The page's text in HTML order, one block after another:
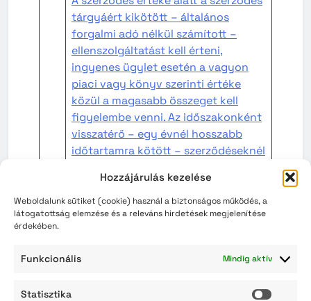
Hozzájárulás kezelése
Weboldalunk sütiket (cookie) használ a biztonságos működés, a
látogatottság elemzése és a releváns hirdetések megjelenítése
érdekében.
Funkcionális Mindig aktív
Statisztika
tárgyáért kikötött – általános
forgalmi adó nélkül számított –
ellenszolgáltatást kell érteni,
ingyenes ügylet esetén a vagyon
piaci vagy könyv szerinti értéke
közül a magasabb összeget kell
figyelembe venni. Az időszakonként
visszatérő – egy évnél hosszabb
időtartamra kötött – szerződéseknél
ellenszolgáltatás egy évre számított
összegét kell alapul venni. Az egy
költségvetési évben ugyanazon
számítani